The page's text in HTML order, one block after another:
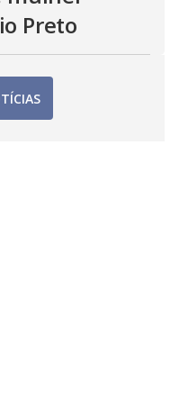
Preto